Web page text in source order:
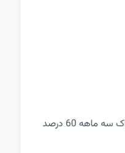
کاربران جدید فیلیمو برای خرید اشتراک یک ماهه 50 درصد تخفیف و برای خرید اشتراک سه ماهه 60 درصد